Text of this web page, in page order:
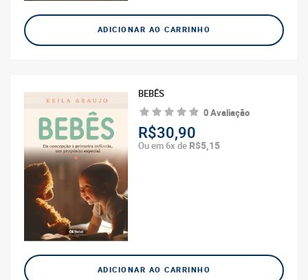
ADICIONAR AO CARRINHO
BEBÊS
0 Avaliação
R$30,90
Ou em 6x de R$5,15
ADICIONAR AO CARRINHO